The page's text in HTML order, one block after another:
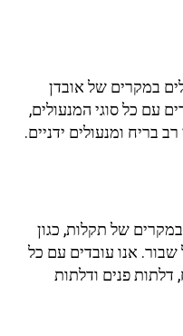
במקרים של אובדן
עם כל סוגי המנעולים,
בריח ומנעולים ידניים.
של תקלות, כגון
אנו עובדים עם כל
דלתות פנים ודלתות